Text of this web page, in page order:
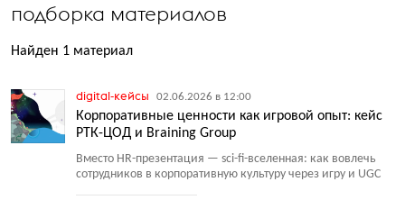
подборка материалов
Найден 1 материал
digital-кейсы 02.06.2026 в 12:00
Корпоративные ценности как игровой опыт: кейс
РТК-ЦОД и Braining Group
Вместо HR-презентация — sci-fi-вселенная: как вовлечь
сотрудников в корпоративную культуру через игру и UGC